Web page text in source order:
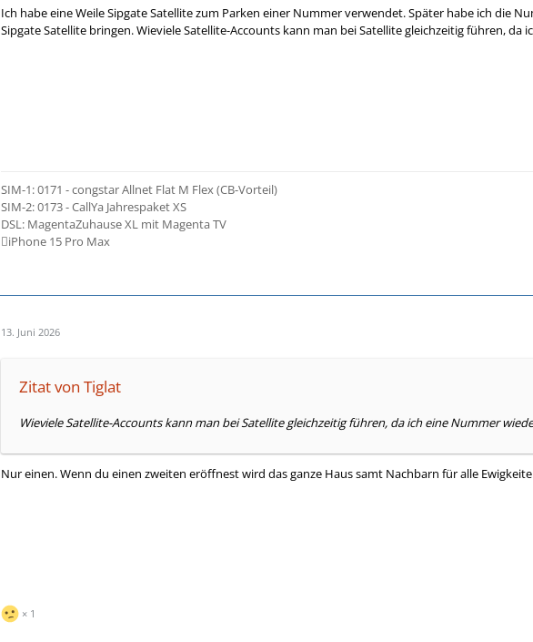
Ich habe eine Weile Sipgate Satellite zum Parken einer Nummer verwendet. Später habe ich die
Sipgate Satellite bringen. Wieviele Satellite-Accounts kann man bei Satellite gleichzeitig führen,
SIM-1: 0171 - congstar Allnet Flat M Flex (CB-Vorteil)
SIM-2: 0173 - CallYa Jahrespaket XS
DSL: MagentaZuhause XL mit Magenta TV
iPhone 15 Pro Max
13. Juni 2026
Zitat von Tiglat
Wieviele Satellite-Accounts kann man bei Satellite gleichzeitig führen, da ich eine Nummer
Nur einen. Wenn du einen zweiten eröffnest wird das ganze Haus samt Nachbarn für alle
1